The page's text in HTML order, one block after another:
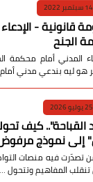
14 سبتمبر 2022
قانونية -
الجنح
المدني أمام محكمة
هو ليه بندعي مدني
25 يوليو 2026
القباحة".. كيف
إلى نموذج
فيه منصات
تنقلب المفاهيم وتتحول …